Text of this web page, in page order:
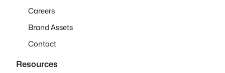
Careers
Brand Assets
Contact
Resources